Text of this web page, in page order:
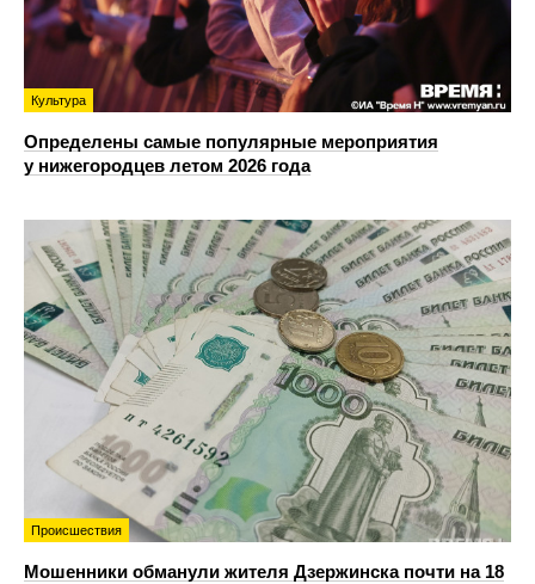
Культура
Определены самые популярные мероприятия
у нижегородцев летом 2026 года
Происшествия
Мошенники обманули жителя Дзержинска почти на 18